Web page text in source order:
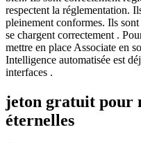
respectent la réglementation.
pleinement conformes. Ils
se chargent correctement .
mettre en place Associate en
Intelligence automatisée est
interfaces .
jeton gratuit pour
éternelles